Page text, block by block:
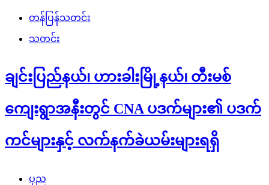
တန်ပြန်သတင်း
သတင်း
ချင်းပြည်နယ်၊ ဟားခါးမြို့နယ်၊ တီးမစ်
ကျေးရွာအနီးတွင် CNA ပဒက်များ၏ ပဒက်
ကင်များနှင့် လက်နက်ခဲယမ်းများရရှိ
ပုည